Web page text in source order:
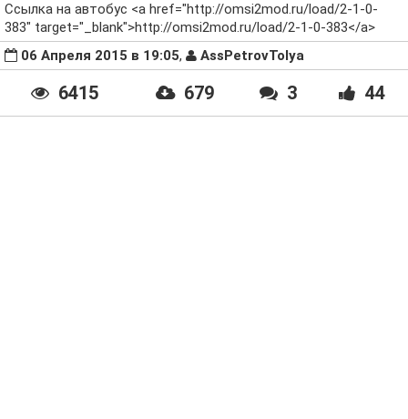
Ссылка на автобус <a href="http://omsi2mod.ru/load/2-1-0-
383" target="_blank">http://omsi2mod.ru/load/2-1-0-383</a>
06 Апреля 2015 в 19:05, AssPetrovTolya
6415 679 3 44